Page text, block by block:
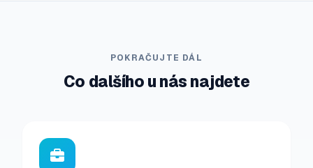
POKRAČUJTE DÁL
Co dalšího u nás najdete